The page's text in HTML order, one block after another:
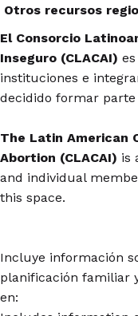
Otros recursos
El Consorcio
Inseguro (CLACAI)
instituciones e
decidido formar parte
The Latin American
Abortion (CLACAI) is
and individual
this space.
Incluye información
planificación familiar
en: